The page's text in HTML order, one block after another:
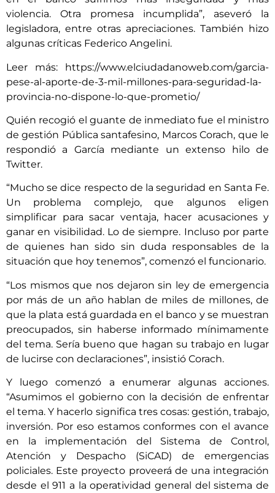
violencia. Otra promesa incumplida”, aseveró la
legisladora, entre otras apreciaciones. También hizo
algunas críticas Federico Angelini.
Leer más: https://www.elciudadanoweb.com/garcia-
pese-al-aporte-de-3-mil-millones-para-seguridad-la-
provincia-no-dispone-lo-que-prometio/
Quién recogió el guante de inmediato fue el ministro
de gestión Pública santafesino, Marcos Corach, que le
respondió a García mediante un extenso hilo de
Twitter.
“Mucho se dice respecto de la seguridad en Santa Fe.
Un problema complejo, que algunos eligen
simplificar para sacar ventaja, hacer acusaciones y
ganar en visibilidad. Lo de siempre. Incluso por parte
de quienes han sido sin duda responsables de la
situación que hoy tenemos”, comenzó el funcionario.
“Los mismos que nos dejaron sin ley de emergencia
por más de un año hablan de miles de millones, de
que la plata está guardada en el banco y se muestran
preocupados, sin haberse informado mínimamente
del tema. Sería bueno que hagan su trabajo en lugar
de lucirse con declaraciones”, insistió Corach.
Y luego comenzó a enumerar algunas acciones.
“Asumimos el gobierno con la decisión de enfrentar
el tema. Y hacerlo significa tres cosas: gestión, trabajo,
inversión. Por eso estamos conformes con el avance
en la implementación del Sistema de Control,
Atención y Despacho (SiCAD) de emergencias
policiales. Este proyecto proveerá de una integración
desde el 911 a la operatividad general del sistema de